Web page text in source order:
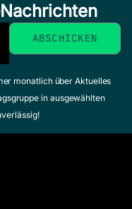
monatlich über Aktuelles
in ausgewählten